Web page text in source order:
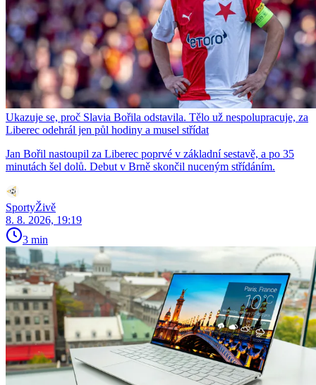
Ukazuje se, proč Slavia Bořila odstavila. Tělo už nespolupracuje, za
Liberec odehrál jen půl hodiny a musel střídat
Jan Bořil nastoupil za Liberec poprvé v základní sestavě, a po 35
minutách šel dolů. Debut v Brně skončil nuceným střídáním.
SportyŽivě
8. 8. 2026, 19:19
3 min